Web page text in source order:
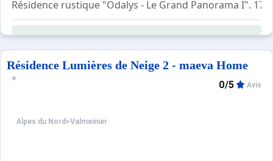
Résidence rustique "Odalys - Le Grand Panorama I".
Résidence Lumières de Neige 2 - maeva Home
Alpes du Nord >Valmeinier
0/5 Avis